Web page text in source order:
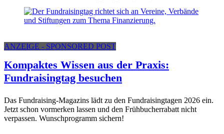
ANZEIGE - SPONSORED POST
Kompaktes Wissen aus der Praxis:
Fundraisingtag besuchen
Das Fundraising-Magazins lädt zu den Fundraisingtagen 2026 ein.
Jetzt schon vormerken lassen und den Frühbucherrabatt nicht
verpassen. Wunschprogramm sichern!